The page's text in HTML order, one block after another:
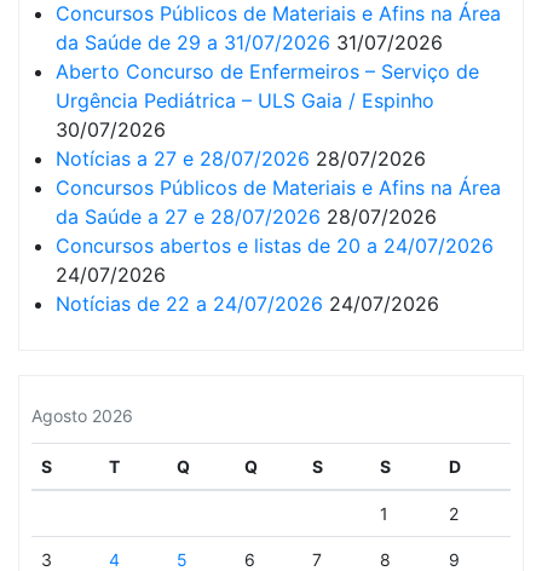
Concursos Públicos de Materiais e Afins na Área
da Saúde de 29 a 31/07/2026 31/07/2026
Aberto Concurso de Enfermeiros – Serviço de
Urgência Pediátrica – ULS Gaia / Espinho
30/07/2026
Notícias a 27 e 28/07/2026 28/07/2026
Concursos Públicos de Materiais e Afins na Área
da Saúde a 27 e 28/07/2026 28/07/2026
Concursos abertos e listas de 20 a 24/07/2026
24/07/2026
Notícias de 22 a 24/07/2026 24/07/2026
Agosto 2026
S T Q Q S S D
1 2
3 4 5 6 7 8 9